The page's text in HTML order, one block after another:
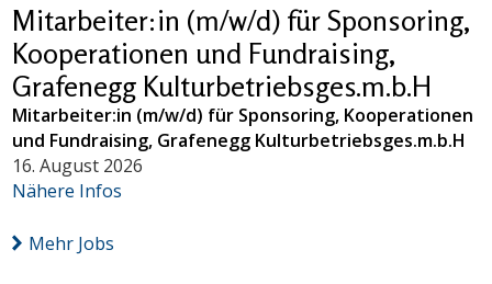
Mitarbeiter:in (m/w/d) für Sponsoring,
Kooperationen und Fundraising,
Grafenegg Kulturbetriebsges.m.b.H
Mitarbeiter:in (m/w/d) für Sponsoring, Kooperationen
und Fundraising, Grafenegg Kulturbetriebsges.m.b.H
16. August 2026
Nähere Infos
Mehr Jobs